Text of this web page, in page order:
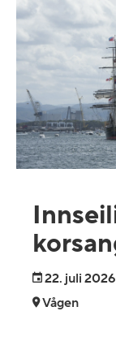
22. juli 2026
Vågen